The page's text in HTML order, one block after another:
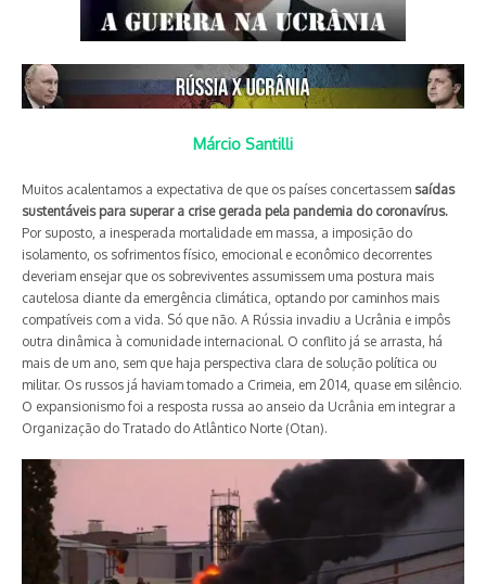
Márcio Santilli
Muitos acalentamos a expectativa de que os países concertassem saídas
sustentáveis para superar a crise gerada pela pandemia do coronavírus.
Por suposto, a inesperada mortalidade em massa, a imposição do
isolamento, os sofrimentos físico, emocional e econômico decor­rentes
deveriam ensejar que os sobreviventes assumissem uma postura mais
cautelosa diante da emergência climática, optando por caminhos mais
compatíveis com a vida. Só que não. A Rússia invadiu a Ucrânia e impôs
outra dinâmica à comunidade internacional. O conflito já se arrasta, há
mais de um ano, sem que haja perspectiva clara de solução política ou
militar. Os russos já haviam tomado a Crimeia, em 2014, quase em silêncio.
O expansionismo foi a resposta russa ao anseio da Ucrânia em integrar a
Organização do Tratado do Atlântico Norte (Otan).